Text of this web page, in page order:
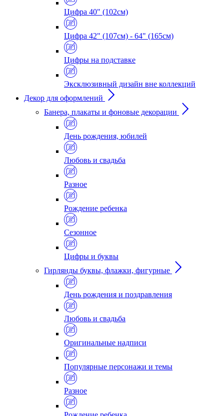
Цифра 40" (102см)
Цифра 42" (107см) - 64" (165см)
Цифры на подставке
Эксклюзивный дизайн вне коллекций
Декор для оформлений
Банера, плакаты и фоновые декорации
День рождения, юбилей
Любовь и свадьба
Разное
Рождение ребенка
Сезонное
Цифры и буквы
Гирлянды буквы, флажки, фигурные
День рождения и поздравления
Любовь и свадьба
Оригинальные надписи
Популярные персонажи и темы
Разное